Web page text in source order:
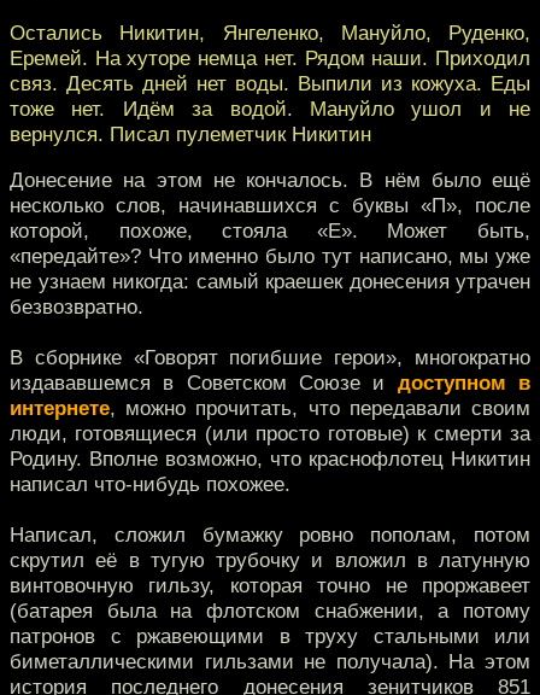
Остались Никитин, Янгеленко, Мануйло, Руденко,
Еремей. На хуторе немца нет. Рядом наши. Приходил
связ. Десять дней нет воды. Выпили из кожуха. Еды
тоже нет. Идём за водой. Мануйло ушол и не
вернулся. Писал пулеметчик Никитин
Донесение на этом не кончалось. В нём было ещё
несколько слов, начинавшихся с буквы «П», после
которой, похоже, стояла «Е». Может быть,
«передайте»? Что именно было тут написано, мы уже
не узнаем никогда: самый краешек донесения утрачен
безвозвратно.
В сборнике «Говорят погибшие герои», многократно
издававшемся в Советском Союзе и доступном в
интернете, можно прочитать, что передавали своим
люди, готовящиеся (или просто готовые) к смерти за
Родину. Вполне возможно, что краснофлотец Никитин
написал что-нибудь похожее.
Написал, сложил бумажку ровно пополам, потом
скрутил её в тугую трубочку и вложил в латунную
винтовочную гильзу, которая точно не проржавеет
(батарея была на флотском снабжении, а потому
патронов с ржавеющими в труху стальными или
биметаллическими гильзами не получала). На этом
история последнего донесения зенитчиков 851